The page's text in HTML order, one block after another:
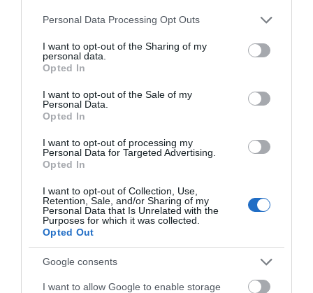
Please note that this website/app uses one or more Google
not limited to your visit or usage behaviour. You may click to
grant or deny consent to Google and its third-party tags to
use your data for below specified purposes in below Google
consent section.
Personal Data Processing Opt Outs
I want to opt-out of the Sharing of my
personal data.
Opted In
I want to opt-out of the Sale of my
Personal Data.
Opted In
I want to opt-out of processing my
Personal Data for Targeted Advertising.
Opted In
I want to opt-out of Collection, Use,
Retention, Sale, and/or Sharing of my
Personal Data that Is Unrelated with the
Purposes for which it was collected.
Opted Out
Google consents
I want to allow Google to enable storage
τους διορισμούς: «Η Εύβοια δεν
μπορεί να παραμένει αόρατη»
Καλοκαίρι στην Εύβοια: Πώς οι
νέοι γέμισαν με κόσμο και φέτος
06.08.2026 | 09:30
περιοχές της Εύβοιας
06.08.2026 | 09:15
Ποιες περιοχές θα έχουν σήμερα
(6/8) διακοπή ρεύματος στην
Εύβοια
δρόμο: Οδηγός κάνει
πάνω σε στροφή
(βίντεο)
κλειδιά του
οδηγοί γνωρίζουν και
είναι πολύ χρήσιμη το
Καραμπόλα τεσσάρων
οχημάτων προκάλεσε
αναστάτωση στην
κυκλοφορία
Ο απόλυτος οδηγός για
να ζήσεις τη Σαντορίνη